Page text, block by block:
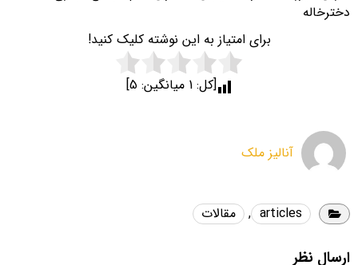
دخترخاله
برای امتیاز به این نوشته کلیک کنید!
[کل:1 میانگین: 5
]
آنالیز ملک
articles
, مقالات
ارسال نظر